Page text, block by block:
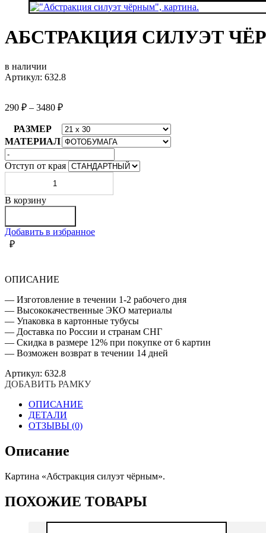
АБСТРАКЦИЯ СИЛУЭТ
в наличии
Артикул: 632.8
290 ₽ – 3480 ₽
РАЗМЕР
МАТЕРИАЛ
Отступ от края
АБСТРАКЦИЯ
СИЛУЭТ
В корзину
Добавить в избранное
₽
ОПИСАНИЕ
— Изготовление в течении 1-2 рабочего дня
— Высококачественные ЭКО материалы
— Упаковка в картонные тубусы
— Доставка по России и странам СНГ
— Скидка в размере 12% при покупке от 6 картин
— Возможен возврат в течении 14 дней
Артикул: 632.8
ДОБАВИТЬ РАМКУ
ОПИСАНИЕ
ДЕТАЛИ
ОТЗЫВЫ (0)
Описание
Картина «Абстракция силуэт чёрным».
ПОХОЖИЕ ТОВАРЫ